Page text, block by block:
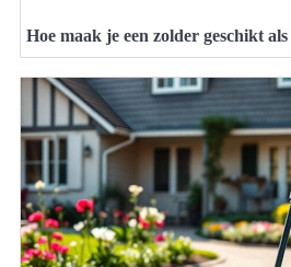
Hoe maak je een zolder geschikt